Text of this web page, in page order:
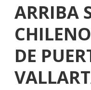
ARRIBA
DE